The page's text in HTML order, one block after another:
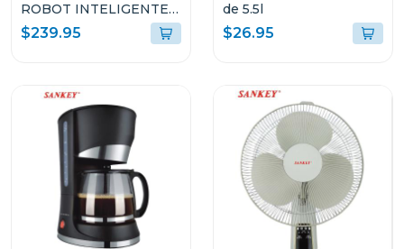
ROBOT INTELIGENTE
2-EN-1 SUCCIÓN
10000PA SENSOR LDS
$239.95
de 5.5l
$26.95